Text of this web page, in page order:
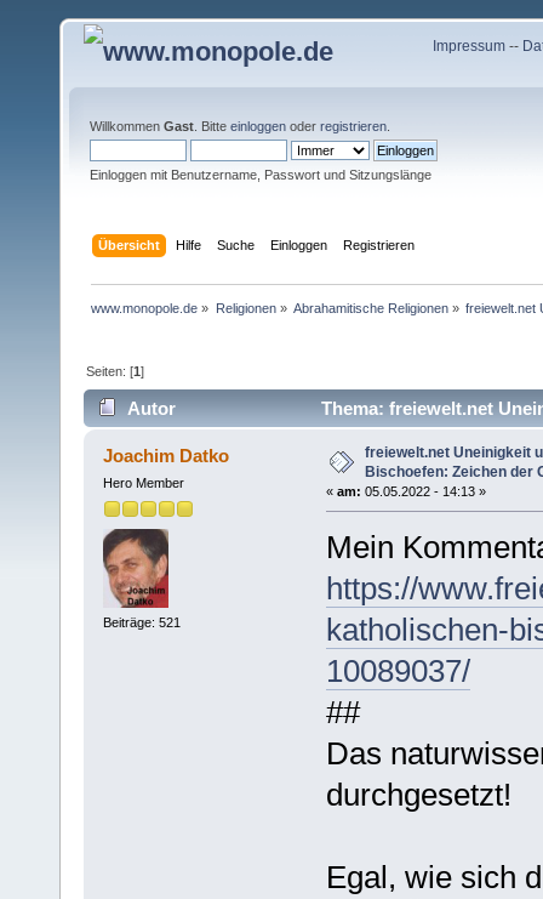
Impressum--
Willkommen Gast . Bitte einloggen oder registrieren
Einloggen mit Benutzername, Passwort und Sitzungslänge
Übersicht Hilfe Suche Einloggen Registrieren
www.monopole.de » Religionen» Abrahamitische Religionen» freiewelt.net
Seiten: [1]
Autor
Thema: freiewelt.net
(Gelesen 27763 mal)
Joachim Datko
Hero Member
Beiträge: 521
freiewelt.net Uneinigkeit
Bischoefen: Zeichen der
« am: 05.05.2022 - 14:13 »
Mein
https://
katholischen-
10089037/
##
Das
durchgesetzt!
Egal, wie sich